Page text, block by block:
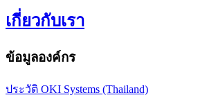
เกี่ยวกับเรา
ข้อมูลองค์กร
ประวัติ OKI Systems (Thailand)